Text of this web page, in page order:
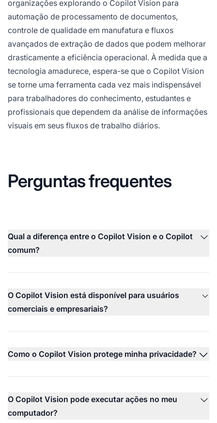
organizações explorando o Copilot Vision para
automação de processamento de documentos,
controle de qualidade em manufatura e fluxos
avançados de extração de dados que podem melhorar
drasticamente a eficiência operacional. À medida que a
tecnologia amadurece, espera-se que o Copilot Vision
se torne uma ferramenta cada vez mais indispensável
para trabalhadores do conhecimento, estudantes e
profissionais que dependem da análise de informações
visuais em seus fluxos de trabalho diários.
Perguntas frequentes
Qual a diferença entre o Copilot Vision e o Copilot
comum?
O Copilot Vision está disponível para usuários
comerciais e empresariais?
Como o Copilot Vision protege minha privacidade?
O Copilot Vision pode executar ações no meu
computador?